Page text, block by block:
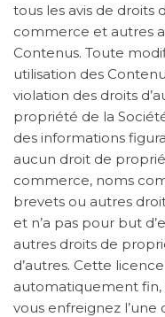
tous les avis de droits
commerce et autres
Contenus. Toute
utilisation des
violation des droits
propriété de la
des informations
aucun droit de
commerce, noms
brevets ou autres
et n’a pas pour but
autres droits de
d’autres. Cette
automatiquement fin,
vous enfreignez l’une